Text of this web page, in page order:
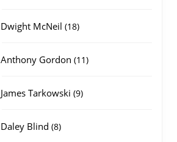
Dwight McNeil 1818
Anthony Gordon 1111
James Tarkowski 99
Daley Blind 88